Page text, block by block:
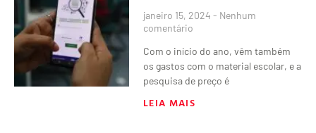
janeiro 15, 2024 Nenhum
comentário
Com o início do ano, vêm também
os gastos com o material escolar, e a
pesquisa de preço é
LEIA MAIS